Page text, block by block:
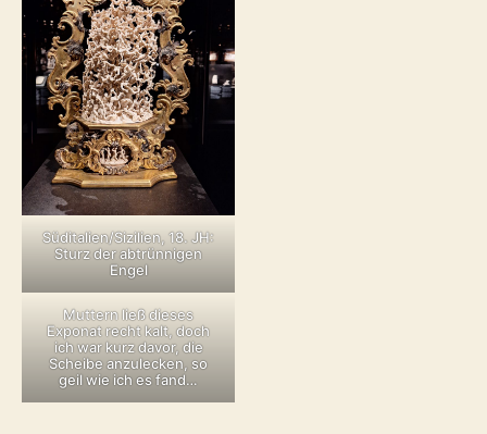
Süditalien/Sizilien, 18. JH:
Sturz der abtrünnigen
Engel
Muttern ließ dieses
Exponat recht kalt, doch
ich war kurz davor, die
Scheibe anzulecken, so
geil wie ich es fand…